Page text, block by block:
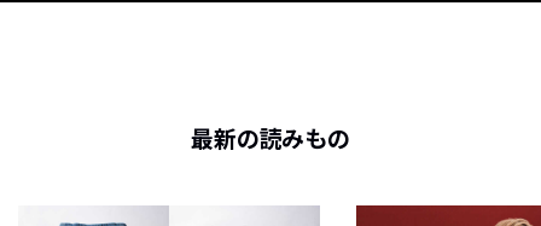
最新の読みもの